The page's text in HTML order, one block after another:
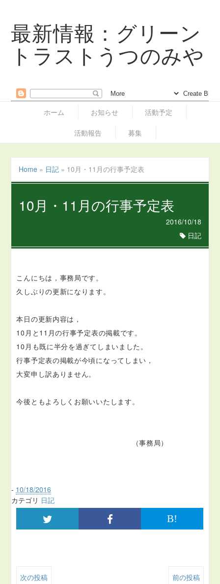
最新情報：グリーン
トラストうつのみや
ホーム お知らせ 活動予定
活動報告 募集
Home » 日記 » 10月・11月の行事予定表
10月・11月の行事予定表
2016/10/18
日記
こんにちは，事務局です。
久しぶりの更新になります。
本日の更新内容は，
10月と11月の行事予定表の掲載です。
10月も既に半分を過ぎてしまいました。
行事予定表の掲載が今頃になってしまい，
大変申し訳ありません。
今後ともよろしくお願いいたします。
（事務局）
- 10/18/2016
カテゴリ 日記
B!
次の投稿 前の投稿